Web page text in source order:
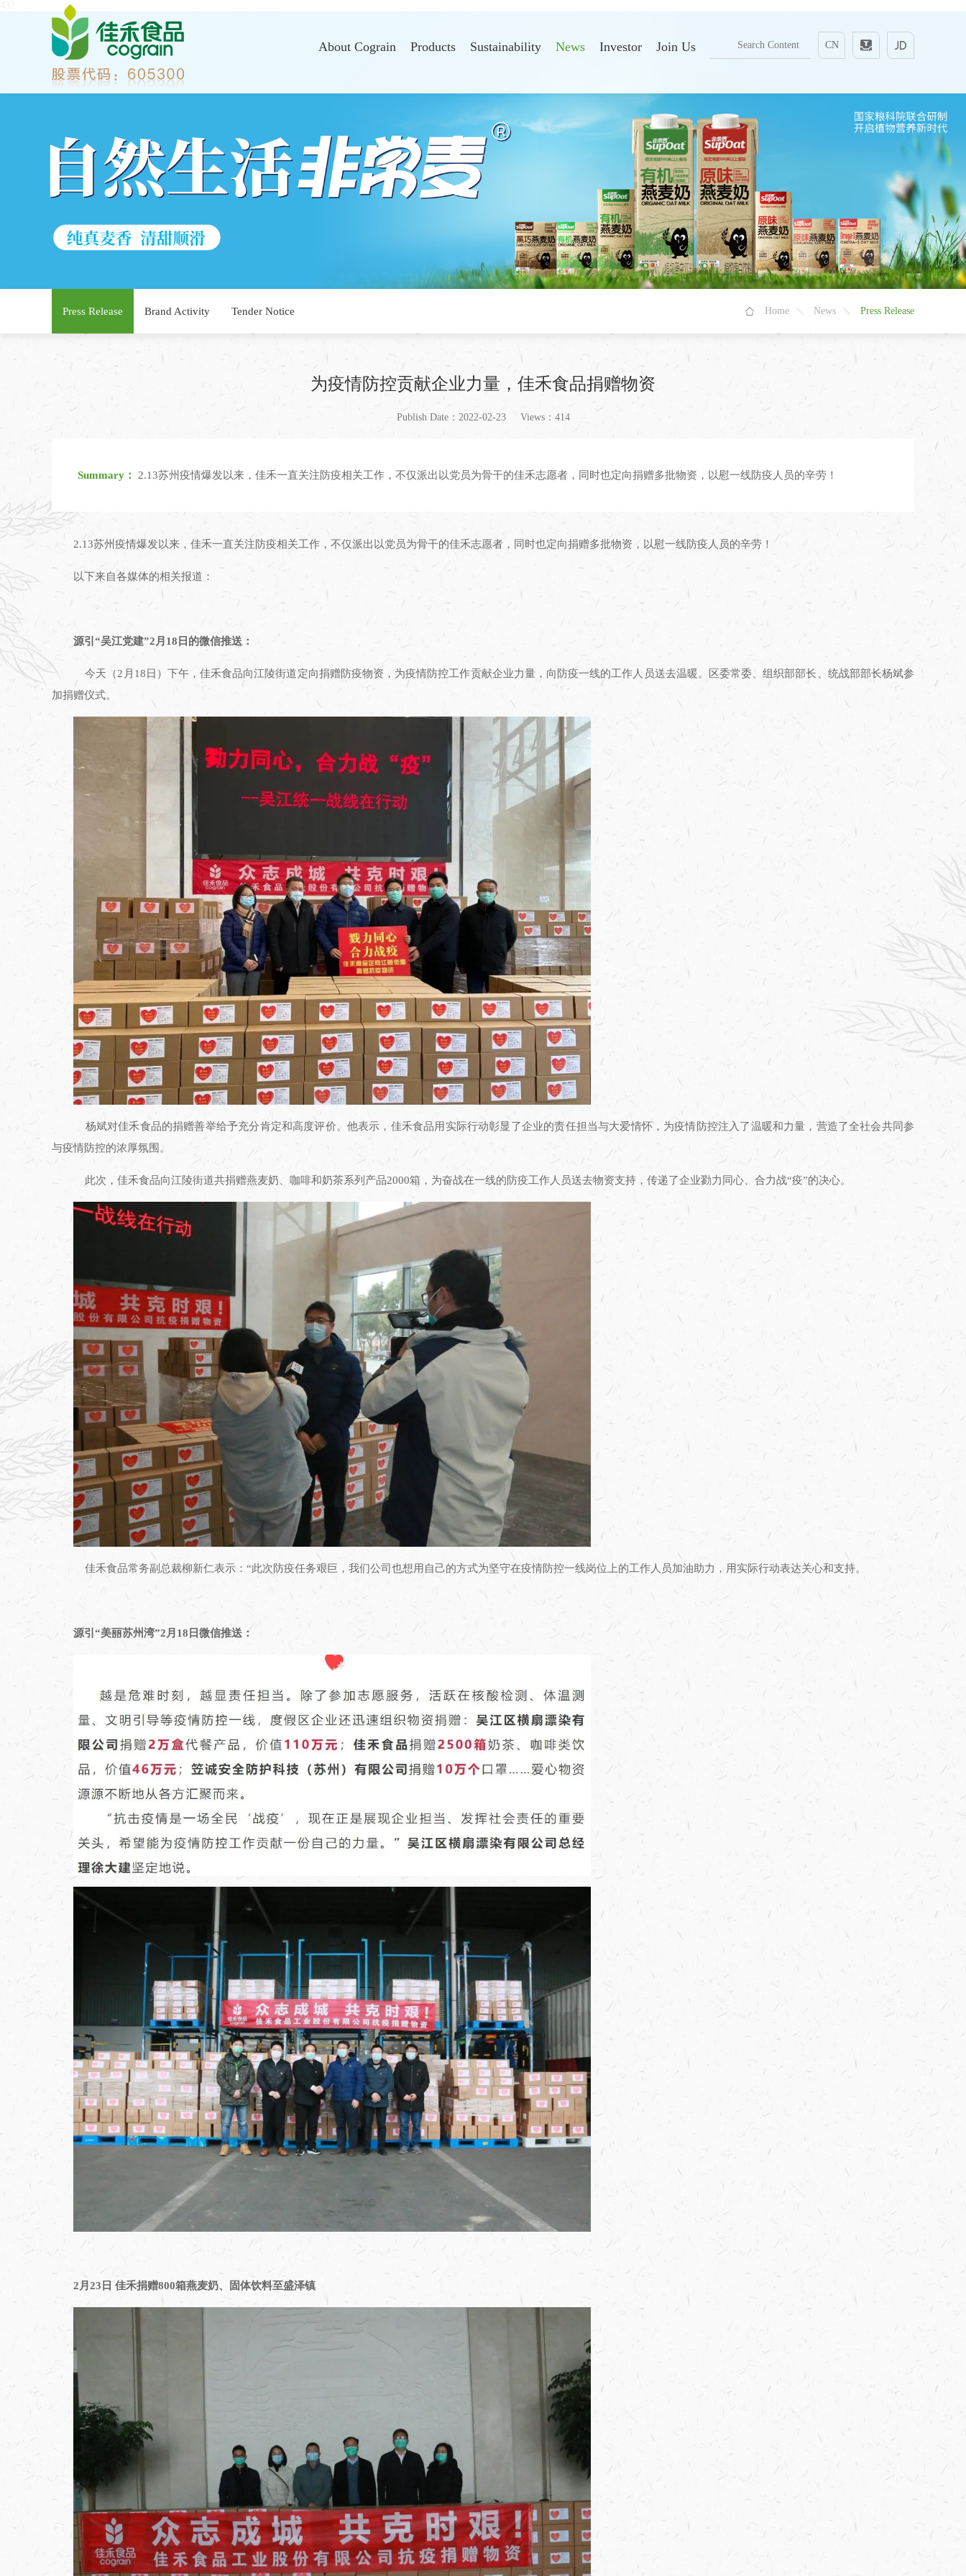
CN
About Cograin Products Sustainability News Investor Join Us
Press Release Brand Activity Tender Notice Home News Press Release
为疫情防控贡献企业力量，佳禾食品捐赠物资
Publish Date：2022-02-23 Views：414
Summary： 2.13苏州疫情爆发以来，佳禾一直关注防疫相关工作，不仅派出以党员为骨干的佳禾志愿者，同时也定向捐赠多批物资，以慰一线防疫人员的辛劳！
2.13苏州疫情爆发以来，佳禾一直关注防疫相关工作，不仅派出以党员为骨干的佳禾志愿者，同时也定向捐赠多批物资，以慰一线防疫人员的辛劳！
以下来自各媒体的相关报道：
源引“吴江党建”2月18日的微信推送：
今天（2月18日）下午，佳禾食品向江陵街道定向捐赠防疫物资，为疫情防控工作贡献企业力量，向防疫一线的工作人员送去温暖。区委常委、组织部部长、统战部部长杨斌参
加捐赠仪式。
杨斌对佳禾食品的捐赠善举给予充分肯定和高度评价。他表示，佳禾食品用实际行动彰显了企业的责任担当与大爱情怀，为疫情防控注入了温暖和力量，营造了全社会共同参
与疫情防控的浓厚氛围。
此次，佳禾食品向江陵街道共捐赠燕麦奶、咖啡和奶茶系列产品2000箱，为奋战在一线的防疫工作人员送去物资支持，传递了企业勠力同心、合力战“疫”的决心。
佳禾食品常务副总裁柳新仁表示：“此次防疫任务艰巨，我们公司也想用自己的方式为坚守在疫情防控一线岗位上的工作人员加油助力，用实际行动表达关心和支持。
源引“美丽苏州湾”2月18日微信推送：
2月23日 佳禾捐赠800箱燕麦奶、固体饮料至盛泽镇